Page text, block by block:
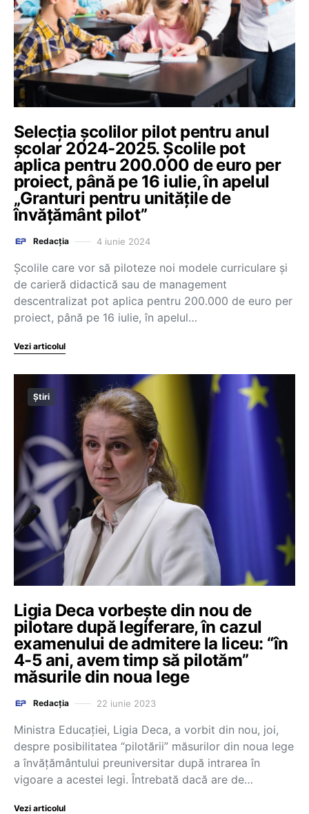
Selecția școlilor pilot pentru anul
școlar 2024-2025. Școlile pot
aplica pentru 200.000 de euro per
proiect, până pe 16 iulie, în apelul
„Granturi pentru unitățile de
învățământ pilot”
Redacția 4 iunie 2024
Școlile care vor să piloteze noi modele curriculare și
de carieră didactică sau de management
descentralizat pot aplica pentru 200.000 de euro per
proiect, până pe 16 iulie, în apelul…
Vezi articolul
Știri
Ligia Deca vorbește din nou de
pilotare după legiferare, în cazul
examenului de admitere la liceu: “în
4-5 ani, avem timp să pilotăm”
măsurile din noua lege
Redacția 22 iunie 2023
Ministra Educației, Ligia Deca, a vorbit din nou, joi,
despre posibilitatea “pilotării” măsurilor din noua lege
a învățământului preuniversitar după intrarea în
vigoare a acestei legi. Întrebată dacă are de…
Vezi articolul